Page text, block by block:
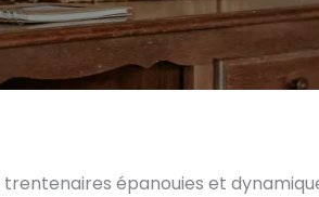
trentenaires épanouies et